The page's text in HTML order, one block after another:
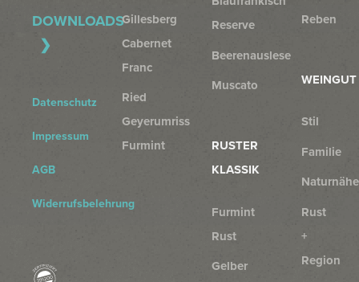
DOWNLOADS
Datenschutz
Impressum
AGB
Widerrufsbelehrung
Gillesberg
Cabernet
Franc
Ried
Geyerumriss
Furmint
Reserve
Beerenauslese
Muscato
RUSTER
KLASSIK
Furmint
Rust
Gelber
Reben
WEINGUT
Stil
Familie
Naturnähe
Rust
+
Region